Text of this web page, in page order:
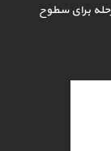
برای سطوح